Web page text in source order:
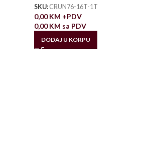
SKU: CRUN76-16T-1T
0,00KM +PDV
0,00KM sa PDV
DODAJ U KORPU